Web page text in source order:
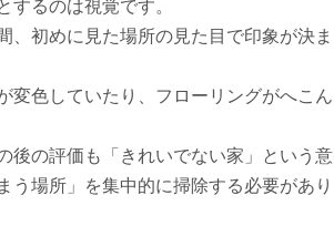
するのは視覚です。
、初めに見た場所の見た目で印象が決ま
変色していたり、フローリングがへこん
後の評価も「きれいでない家」という意
う場所」を集中的に掃除する必要があり